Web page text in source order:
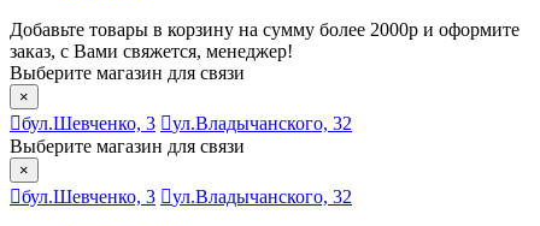
Добавьте товары в корзину на сумму более 2000р и оформите
заказ, с Вами свяжется, менеджер!
Выберите магазин для связи
×
бул.Шевченко, 3
ул.Владычанского, 32
Выберите магазин для связи
×
бул.Шевченко, 3 ул.Владычанского, 32